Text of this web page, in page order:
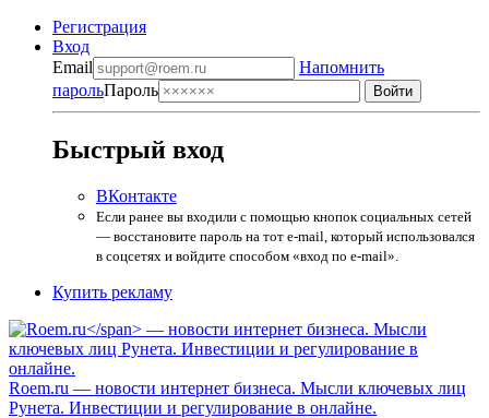
Регистрация
Вход
Email
Напомнить
парольПароль
Быстрый вход
ВКонтакте
Если ранее вы входили с помощью кнопок социальных сетей
— восстановите пароль на тот e-mail, который использовался
в соцсетях и войдите способом «вход по e-mail».
Купить рекламу
Roem.ru — новости интернет бизнеса. Мысли ключевых лиц
Рунета. Инвестиции и регулирование в онлайне.